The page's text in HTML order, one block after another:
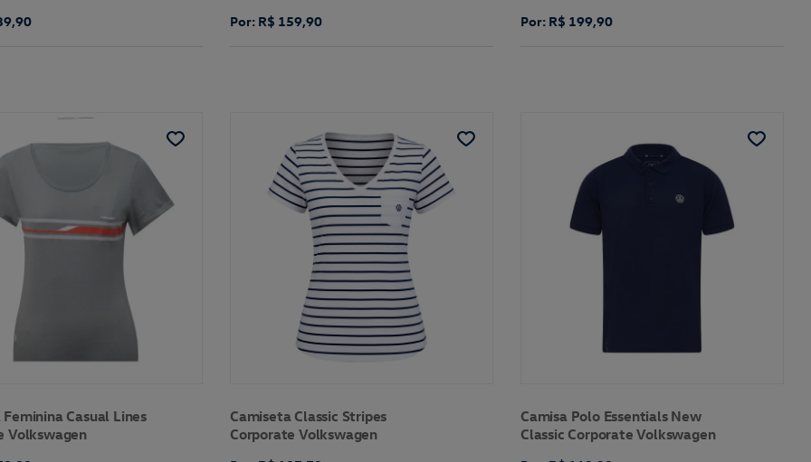
Por: R$ 159,90 Por: R$ 199,90
Casual Lines
Volkswagen
Camiseta Classic Stripes
Corporate Volkswagen
Camisa Polo Essentials New
Classic Corporate Volkswagen